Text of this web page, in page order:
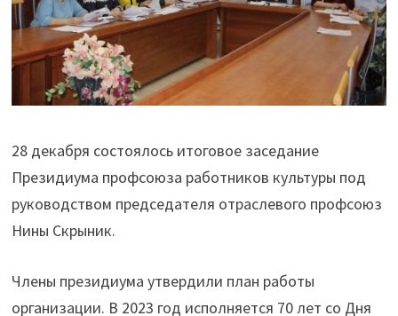
28 декабря состоялось итоговое заседание
Президиума профсоюза работников культуры под
руководством председателя отраслевого профсоюз
Нины Скрыник.
Члены президиума утвердили план работы
организации. В 2023 год исполняется 70 лет со Дня